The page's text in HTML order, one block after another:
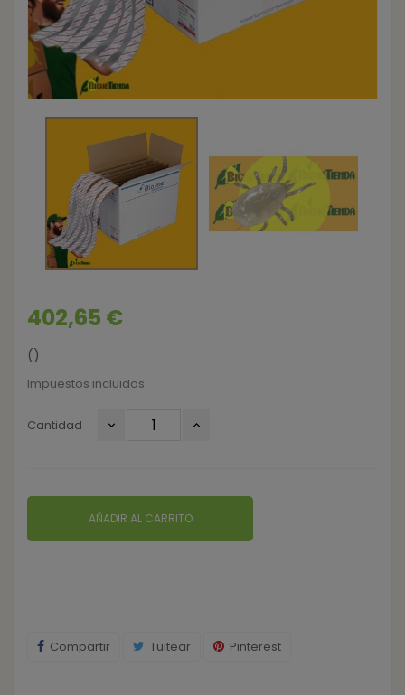
402,65 €
()
Impuestos incluidos
Cantidad
AÑADIR AL CARRITO
Compartir Tuitear Pinterest